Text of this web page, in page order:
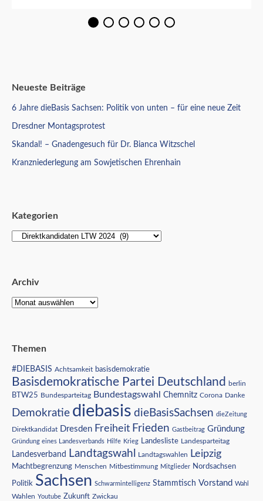
Neueste Beiträge
6 Jahre dieBasis Sachsen: Politik von unten – für eine neue Zeit
Dresdner Montagsprotest
Skandal! – Gnadengesuch für Dr. Bianca Witzschel
Kranzniederlegung am Sowjetischen Ehrenhain
Kategorien
Archiv
Themen
#DIEBASIS Achtsamkeit basisdemokratie
Basisdemokratische Partei Deutschland berlin
BTW25 Bundesparteitag Bundestagswahl Chemnitz Corona Danke
Demokratie diebasis dieBasisSachsen dieZeitung
Direktkandidat Dresden Freiheit Frieden Gastbeitrag Gründung
Gründung eines Landesverbands Hilfe Krieg Landesliste Landesparteitag
Landesverband Landtagswahl Landtagswahlen Leipzig
Machtbegrenzung Menschen Mitbestimmung Mitglieder Nordsachsen
Politik Sachsen Schwarmintelligenz Stammtisch Vorstand Wahl
Wahlen Youtube Zukunft Zwickau